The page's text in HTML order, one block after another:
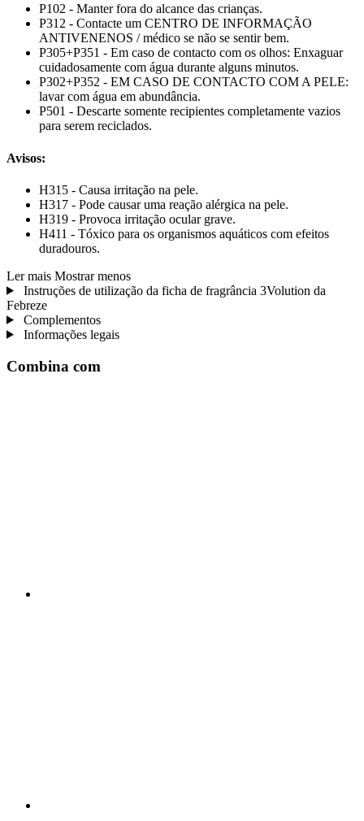
P102 - Manter fora do alcance das crianças.
P312 - Contacte um CENTRO DE INFORMAÇÃO
ANTIVENENOS / médico se não se sentir bem.
P305+P351 - Em caso de contacto com os olhos: Enxaguar
cuidadosamente com água durante alguns minutos.
P302+P352 - EM CASO DE CONTACTO COM A PELE:
lavar com água em abundância.
P501 - Descarte somente recipientes completamente vazios
para serem reciclados.
Avisos:
H315 - Causa irritação na pele.
H317 - Pode causar uma reação alérgica na pele.
H319 - Provoca irritação ocular grave.
H411 ​​- Tóxico para os organismos aquáticos com efeitos
duradouros.
Ler mais Mostrar menos
Instruções de utilização da ficha de fragrância 3Volution da
Febreze
Complementos
Informações legais
Combina com